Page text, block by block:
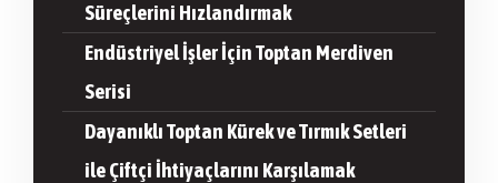
Süreçlerini Hızlandırmak
Endüstriyel İşler İçin Toptan Merdiven
Serisi
Dayanıklı Toptan Kürek ve Tırmık Setleri
ile Çiftçi İhtiyaçlarını Karşılamak